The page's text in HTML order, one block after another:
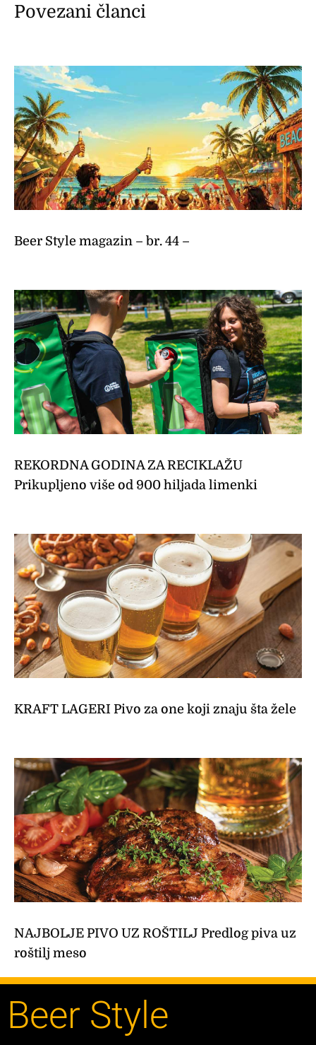
Povezani članci
Beer Style magazin – br. 44 –
REKORDNA GODINA ZA RECIKLAŽU
Prikupljeno više od 900 hiljada limenki
KRAFT LAGERI Pivo za one koji znaju šta žele
NAJBOLJE PIVO UZ ROŠTILJ Predlog piva uz
roštilj meso
Beer Style